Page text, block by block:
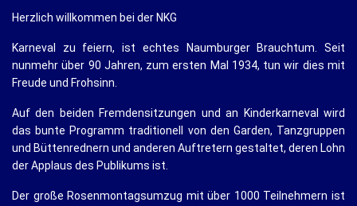
Herzlich willkommen bei der NKG
Karneval zu feiern, ist echtes Naumburger Brauchtum. Seit
nunmehr über 90 Jahren, zum ersten Mal 1934, tun wir dies mit
Freude und Frohsinn.
Auf den beiden Fremdensitzungen und an Kinderkarneval wird
das bunte Programm traditionell von den Garden, Tanzgruppen
und Büttenrednern und anderen Auftretern gestaltet, deren Lohn
der Applaus des Publikums ist.
Der große Rosenmontagsumzug mit über 1000 Teilnehmern ist